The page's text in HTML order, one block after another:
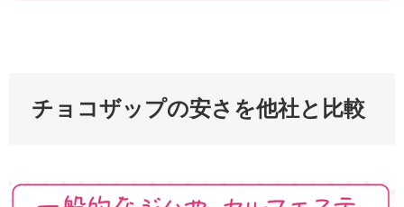
チョコザップの安さを他社と比較